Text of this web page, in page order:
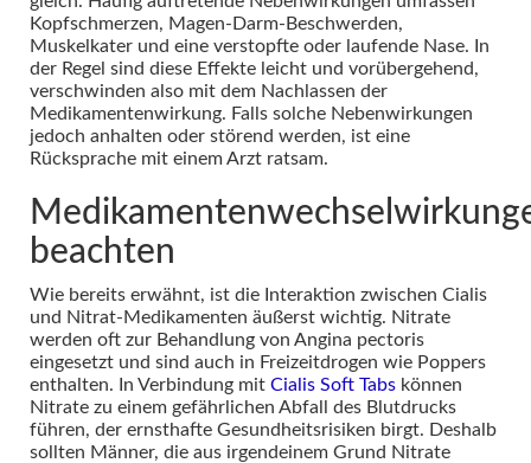
Kopfschmerzen, Magen-Darm-Beschwerden,
Muskelkater und eine verstopfte oder laufende Nase. In
der Regel sind diese Effekte leicht und vorübergehend,
verschwinden also mit dem Nachlassen der
Medikamentenwirkung. Falls solche Nebenwirkungen
jedoch anhalten oder störend werden, ist eine
Rücksprache mit einem Arzt ratsam.
beachten
Wie bereits erwähnt, ist die Interaktion zwischen Cialis
und Nitrat-Medikamenten äußerst wichtig. Nitrate
werden oft zur Behandlung von Angina pectoris
eingesetzt und sind auch in Freizeitdrogen wie Poppers
enthalten. In Verbindung mit Cialis Soft Tabs können
Nitrate zu einem gefährlichen Abfall des Blutdrucks
führen, der ernsthafte Gesundheitsrisiken birgt. Deshalb
sollten Männer, die aus irgendeinem Grund Nitrate